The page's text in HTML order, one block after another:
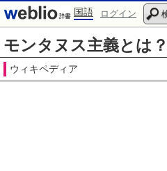
国語 ログイン
モンタヌス主義とは
ウィキペディア